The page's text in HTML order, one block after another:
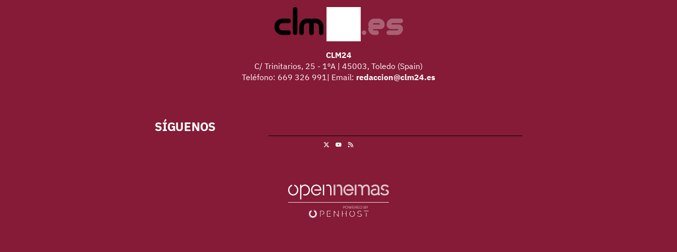
CLM24
C/ Trinitarios, 25 - 1ºA | 45003, Toledo (Spain)
Teléfono: 669 326 991| Email: redaccion@clm24.es
SÍGUENOS